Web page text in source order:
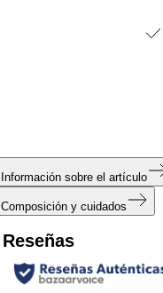
Información sobre el artículo
Composición y cuidados
Reseñas